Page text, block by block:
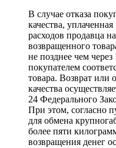
В случае отказа
качества,
расходов продавца
возвращенного
не позднее чем
покупателем
товара. Возврат или
качества
24 Федерального
При этом, согласно
для обмена
более пяти
возвращения денег